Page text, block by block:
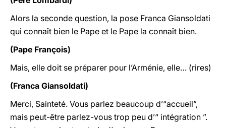
Alors la seconde question, la pose Franca Giansoldati
qui connaît bien le Pape et le Pape la connaît bien.
(Pape François)
Mais, elle doit se préparer pour l’Arménie, elle… (rires)
(Franca Giansoldati)
Merci, Sainteté. Vous parlez beaucoup d’“accueil”,
mais peut-être parlez-vous trop peu d’“ intégration ”.